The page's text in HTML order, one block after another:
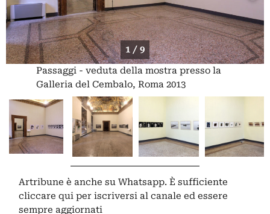
1 / 9
Passaggi - veduta della mostra presso la
Galleria del Cembalo, Roma 2013
Artribune è anche su Whatsapp. È sufficiente
cliccare qui per iscriversi al canale ed essere
sempre aggiornati